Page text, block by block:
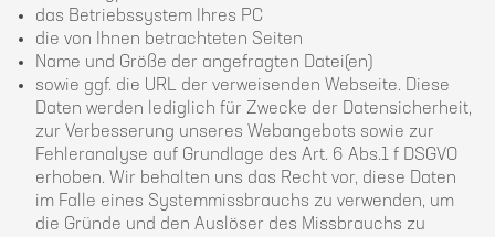
das Betriebssystem Ihres PC
die von Ihnen betrachteten Seiten
Name und Größe der angefragten Datei(en)
sowie ggf. die URL der verweisenden Webseite. Diese
Daten werden lediglich für Zwecke der Datensicherheit,
zur Verbesserung unseres Webangebots sowie zur
Fehleranalyse auf Grundlage des Art. 6 Abs.1 f DSGVO
erhoben. Wir behalten uns das Recht vor, diese Daten
im Falle eines Systemmissbrauchs zu verwenden, um
die Gründe und den Auslöser des Missbrauchs zu